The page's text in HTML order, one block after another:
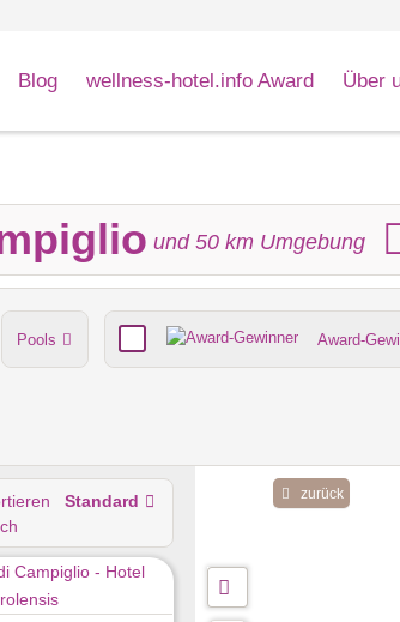
Blog wellness-hotel.info Award Über
und 50 km Umgebung
Pools Award-
Standard zurück